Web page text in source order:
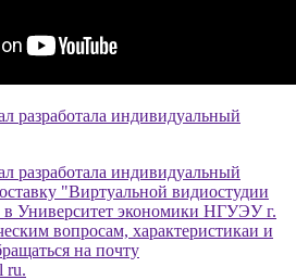
разработала индивидуальный
разработала индивидуальный
"Виртуальной видиостудии
в Университет экономики НГУЭУ г.
вопросам, характеристикаи и
на почту
ru.